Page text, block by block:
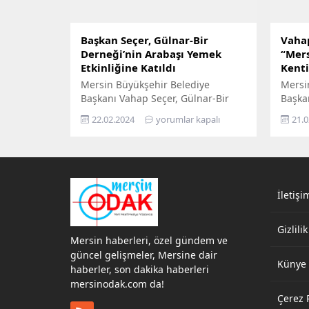
Başkan Seçer, Gülnar-Bir
Derneği’nin Arabaşı Yemek
Etkinliğine Katıldı
Mersin Büyükşehir Belediye
Başkanı Vahap Seçer, Gülnar-Bir
Derneği Silifke Temsilciliği
tarafından Gülnar Spor’a destek
22.02.2024 yorumlar kapalı
Mut
Mersin haberleri, özel gündem ve
güncel gelişmeler, Mersine dair
haberler, son dakika haberleri
mersinodak.com da!
Gizlilik
Künye
Çerez